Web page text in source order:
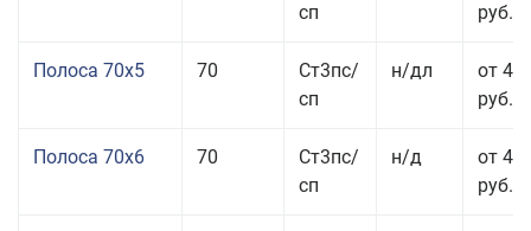
сп
руб.
Полоса 70x5 70
Ст3пс/
сп
н/дл
от 43
руб.
Полоса 70x6 70
Ст3пс/
сп
н/д
от 42
руб.